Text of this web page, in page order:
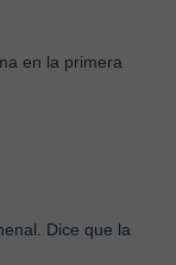
en la primera
Dice que la